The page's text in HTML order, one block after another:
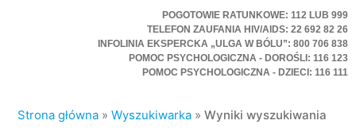
POGOTOWIE RATUNKOWE: 112 LUB 999
TELEFON ZAUFANIA HIV/AIDS: 22 692 82 26
INFOLINIA EKSPERCKA „ULGA W BÓLU”: 800 706 838
POMOC PSYCHOLOGICZNA - DOROŚLI: 116 123
POMOC PSYCHOLOGICZNA - DZIECI: 116 111
Strona główna »Wyszukiwarka »Wyniki wyszukiwania